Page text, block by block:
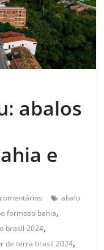
abalos
e
abalo
formoso bahia,
brasil 2024,
de terra brasil 2024,